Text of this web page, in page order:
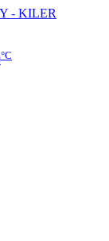
- KILER
°C